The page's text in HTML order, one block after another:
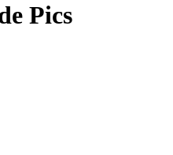
Pics